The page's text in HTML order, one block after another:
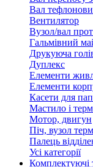
Вал
Вентилятор
Вузол/вал
Гальмівний
Друкуюча
Дуплекс
Елементи
Елементи
Касети для
Мастило і
Мотор, двигун
Піч, вузол
Палець
Усі категорії
Комплектуючі